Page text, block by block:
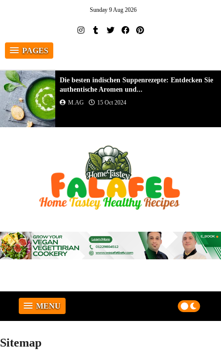
Sunday 9 Aug 2026
PAGES
Die besten indischen Suppenrezepte: Entdecken Sie
authentische Aromen und...
M.AG 15 Oct 2024
MENU
Sitemap